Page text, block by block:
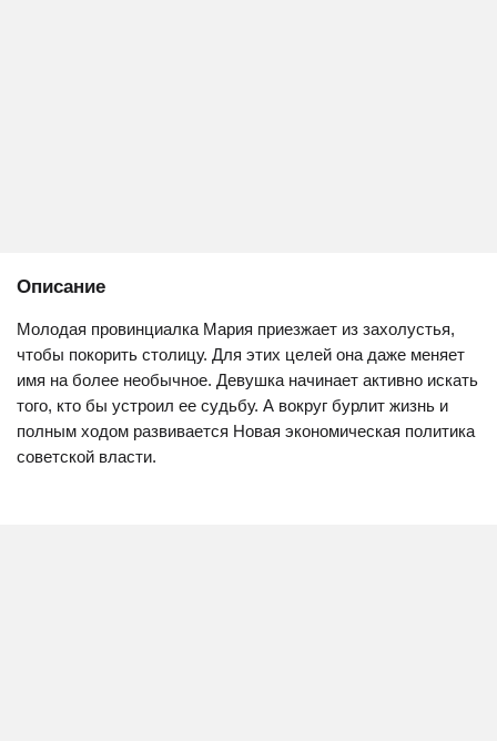
Описание
Молодая провинциалка Мария приезжает из захолустья,
чтобы покорить столицу. Для этих целей она даже меняет
имя на более необычное. Девушка начинает активно искать
того, кто бы устроил ее судьбу. А вокруг бурлит жизнь и
полным ходом развивается Новая экономическая политика
советской власти.